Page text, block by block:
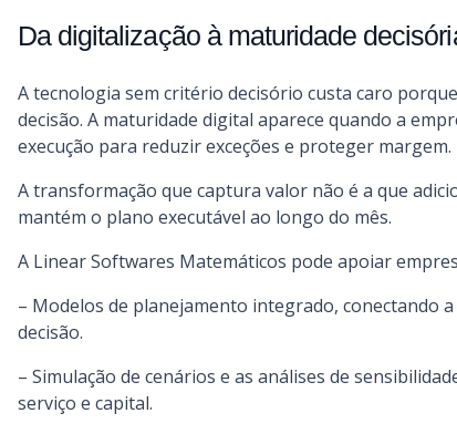
Da digitalização à maturidade
A tecnologia sem critério decisório custa caro
decisão. A maturidade digital aparece quando a
execução para reduzir exceções e proteger margem.
A transformação que captura valor não é a que
mantém o plano executável ao longo do mês.
A Linear Softwares Matemáticos pode apoiar
– Modelos de planejamento integrado, conectando
decisão.
– Simulação de cenários e as análises de
serviço e capital.